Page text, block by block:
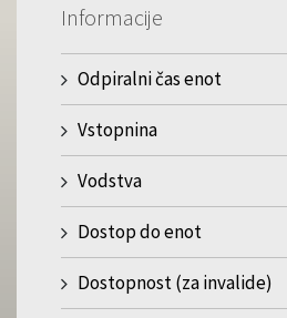
Informacije
Odpiralni čas enot
Vstopnina
Vodstva
Dostop do enot
Dostopnost (za invalide)